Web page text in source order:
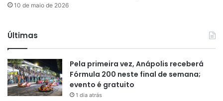
10 de maio de 2026
Últimas
Pela primeira vez, Anápolis receberá
Fórmula 200 neste final de semana;
evento é gratuito
1 dia atrás